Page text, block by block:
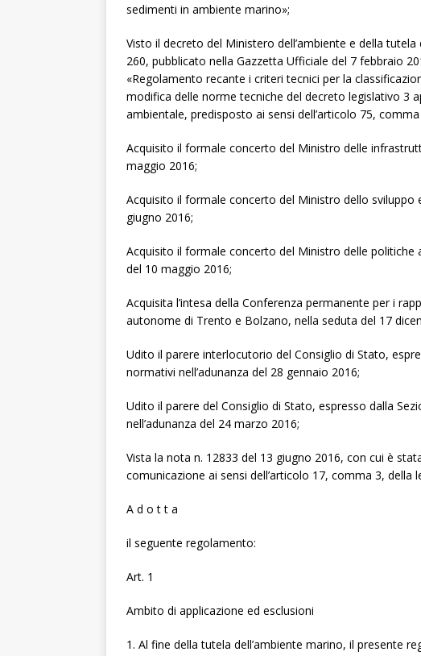
sedimenti in ambiente marino»;
Visto il decreto del Ministero dell’ambiente e della
260, pubblicato nella Gazzetta Ufficiale del 7 febbraio
«Regolamento recante i criteri tecnici per la
modifica delle norme tecniche del decreto legislativo 3
ambientale, predisposto ai sensi dell’articolo 75,
Acquisito il formale concerto del Ministro delle
maggio 2016;
Acquisito il formale concerto del Ministro dello
giugno 2016;
Acquisito il formale concerto del Ministro delle
del 10 maggio 2016;
Acquisita l’intesa della Conferenza permanente per i
autonome di Trento e Bolzano, nella seduta del 17
Udito il parere interlocutorio del Consiglio di Stato,
normativi nell’adunanza del 28 gennaio 2016;
Udito il parere del Consiglio di Stato, espresso dalla
nell’adunanza del 24 marzo 2016;
Vista la nota n. 12833 del 13 giugno 2016, con cui è
comunicazione ai sensi dell’articolo 17, comma 3, della
A d o t t a
il seguente regolamento:
Art. 1
Ambito di applicazione ed esclusioni
1. Al fine della tutela dell’ambiente marino, il presente